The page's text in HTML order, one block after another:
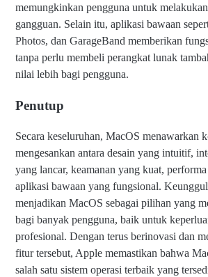
memungkinkan pengguna untuk
gangguan. Selain itu, aplikasi bawaan
Photos, dan GarageBand memberikan
tanpa perlu membeli perangkat lunak
nilai lebih bagi pengguna.
Penutup
Secara keseluruhan, MacOS menawarkan
mengesankan antara desain yang intuitif,
yang lancar, keamanan yang kuat,
aplikasi bawaan yang fungsional.
menjadikan MacOS sebagai pilihan yang
bagi banyak pengguna, baik untuk
profesional. Dengan terus berinovasi dan
fitur tersebut, Apple memastikan bahwa
salah satu sistem operasi terbaik yang